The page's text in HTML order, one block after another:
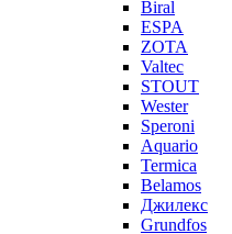
Biral
ESPA
ZOTA
Valtec
STOUT
Wester
Speroni
Aquario
Termica
Belamos
Джилекс
Grundfos